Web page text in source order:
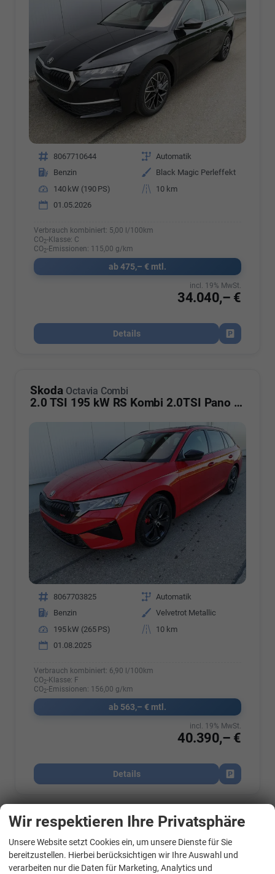
Fahrzeugnr. 8067710644 Getriebe Automatik
Kraftstoff
Benzin Außenfarbe
Black Magic Perleffekt
Leistung
140 kW (190 PS) Kilometerstand
10 km
01.05.2026
Verbrauch kombiniert: 5,00 l/100km
CO2-Klasse: C
CO2-Emissionen: 115,00 g/km
ab 475,– € mtl.
34.040,– €
incl. 19% MwSt.
Details
Fahrzeug
Skoda Octavia Combi
2.0 TSI 195 kW RS Kombi 2.0TSI Pano Matrix Area AHK Sound GV5
Fahrzeugnr. 8067703825 Getriebe Automatik
Kraftstoff
Benzin Außenfarbe
Velvetrot Metallic
Leistung
195 kW (265 PS) Kilometerstand
10 km
01.08.2025
Verbrauch kombiniert: 6,90 l/100km
CO2-Klasse: F
CO2-Emissionen: 156,00 g/km
ab 563,– € mtl.
40.390,– €
incl. 19% MwSt.
Details
Fahrzeug
Skoda
Wir respektieren Ihre Privatsphäre
Unsere Website setzt Cookies ein, um unsere Dienste für Sie
bereitzustellen. Hierbei berücksichtigen wir Ihre Auswahl und
verarbeiten nur die Daten für Marketing, Analytics und